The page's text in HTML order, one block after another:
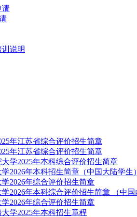
请
说明
年江苏省综合评价招生简章
年江苏省综合评价招生简章
学2025年本科综合评价招生简章
学2026年本科招生简章（中国大陆学生）
学2026年综合评价招生简章
2026年本科综合评价招生简章 （中国
2026年综合评价招生简章
学2025年本科招生章程